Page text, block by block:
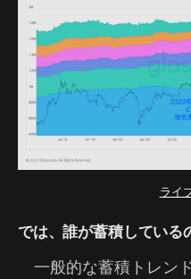
ライ
では、誰が蓄積している
一般的な蓄積トレン